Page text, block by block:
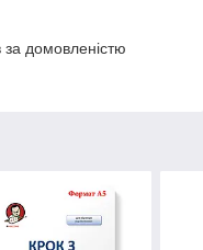
домовленістю